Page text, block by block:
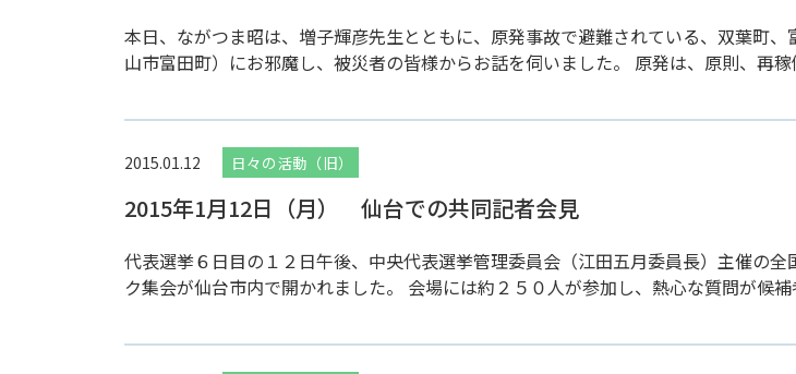
本日、ながつま昭は、増子輝彦先生とともに、原発事故で避難されている、双葉町
山市富田町）にお邪魔し、被災者の皆様からお話を伺いました。 原発は、原則、再
2015.01.12 日々の活動（旧）
2015年1月12日（月） 仙台での共同記者会見
代表選挙６日目の１２日午後、中央代表選挙管理委員会（江田五月委員長）主催の
ク集会が仙台市内で開かれました。 会場には約２５０人が参加し、熱心な質問が候